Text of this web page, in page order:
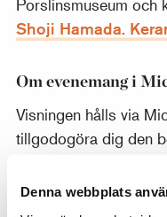
Denna webbplats
Porslinsmuseum och
Shoji Hamada.
Om evenemang i
Visningen hålls via
tillgodogöra dig den
redan har Teams